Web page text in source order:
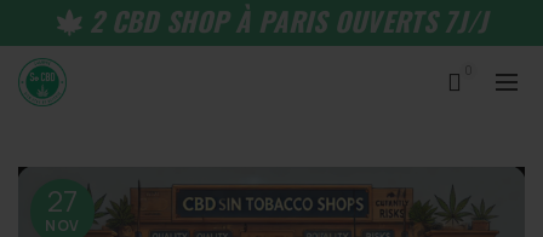
2 CBD SHOP À PARIS OUVERTS 7J/J
27
NOV